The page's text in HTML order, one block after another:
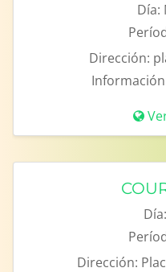
Día:
Dirección:
Día:
Dirección: